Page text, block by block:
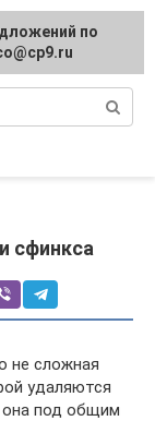
сфинкса
не сложная
удаляются
она под общим
по